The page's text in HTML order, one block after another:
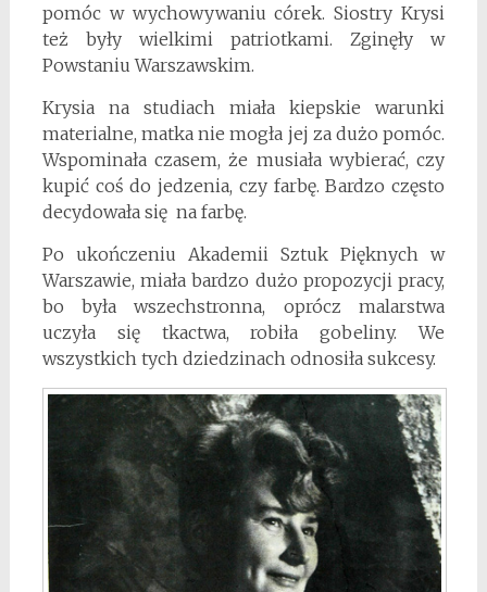
pomóc w wychowywaniu córek. Siostry Krysi
też były wielkimi patriotkami. Zginęły w
Powstaniu Warszawskim.
Krysia na studiach miała kiepskie warunki
materialne, matka nie mogła jej za dużo pomóc.
Wspominała czasem, że musiała wybierać, czy
kupić coś do jedzenia, czy farbę. Bardzo często
decydowała się na farbę.
Po ukończeniu Akademii Sztuk Pięknych w
Warszawie, miała bardzo dużo propozycji pracy,
bo była wszechstronna, oprócz malarstwa
uczyła się tkactwa, robiła gobeliny. We
wszystkich tych dziedzinach odnosiła sukcesy.